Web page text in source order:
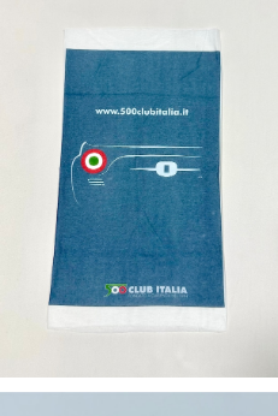
【FIAT500 CLUB ITALIA 】バンダナ
¥1,430